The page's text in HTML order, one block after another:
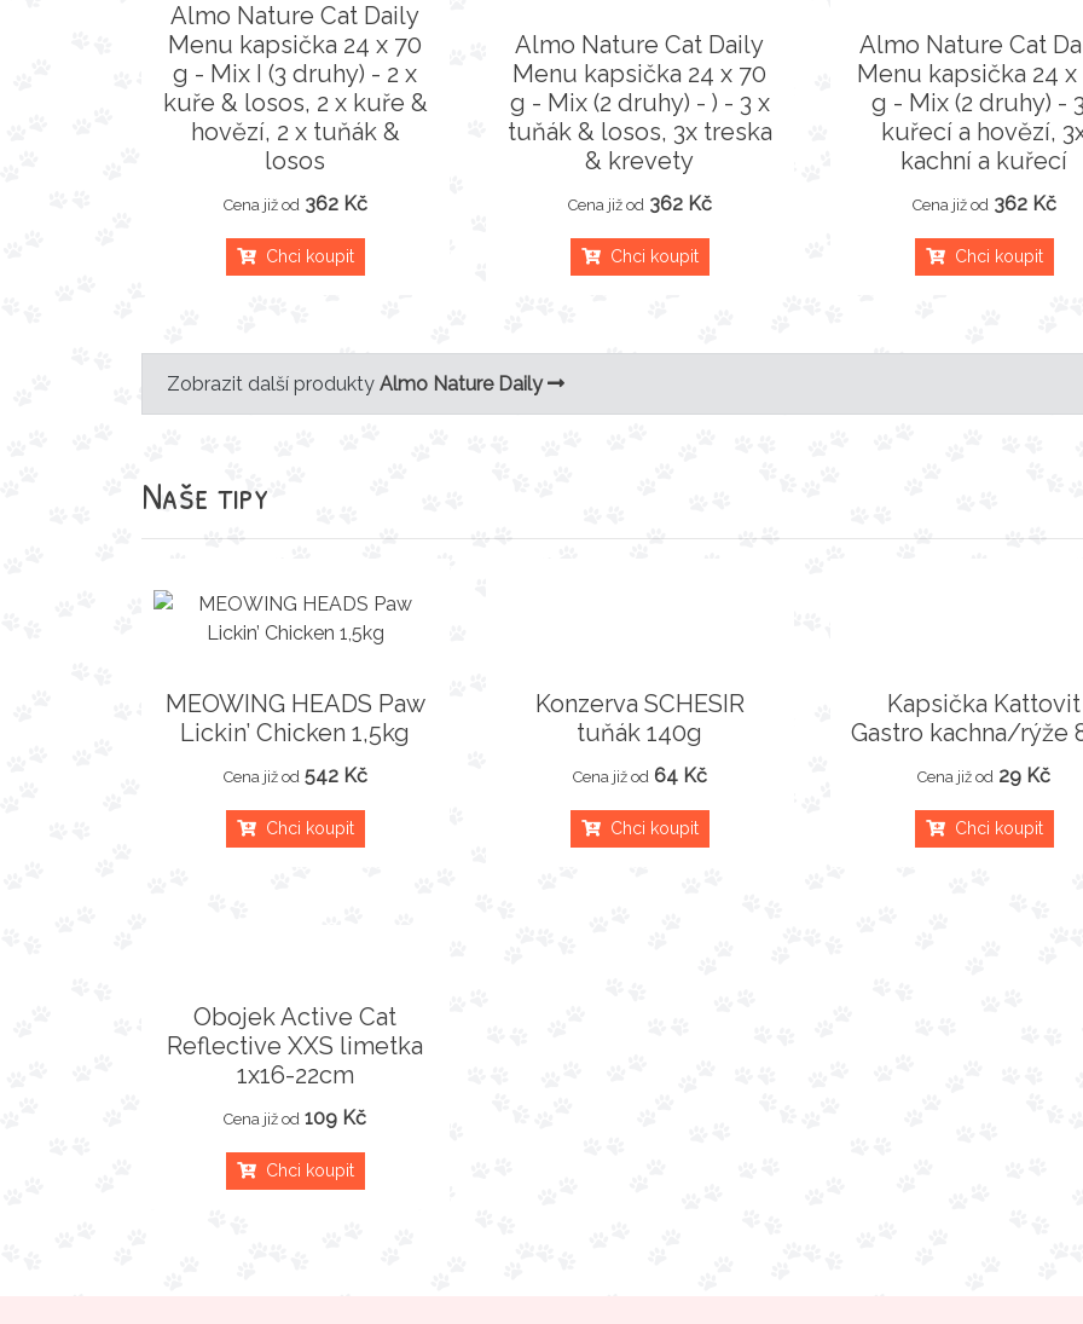
Almo Nature Cat Daily
Menu kapsička 24 x 70
g - Mix I (3 druhy) - 2 x
kuře & losos, 2 x kuře &
hovězí, 2 x tuňák &
losos
Cena již od 362 Kč
Chci koupit
Almo Nature Cat Daily
Menu kapsička 24 x 70
g - Mix (2 druhy) - ) - 3 x
tuňák & losos, 3x treska
& krevety
Cena již od 362 Kč
Chci koupit
Almo Nature Cat
Menu kapsička 24 x
g - Mix (2 druhy) -
kuřecí a hovězí,
kachní a kuřecí
Cena již od 362 Kč
Chci koupit
Zobrazit další produkty Almo Nature Daily
Naše tipy
MEOWING HEADS Paw
Lickin’ Chicken 1,5kg
Cena již od 542 Kč
Chci koupit
Konzerva SCHESIR
tuňák 140g
Cena již od 64 Kč
Chci koupit
Kapsička Kattovit
Gastro kachna/rýže
Cena již od 29 Kč
Chci koupit
Obojek Active Cat
Reflective XXS limetka
1x16-22cm
Cena již od 109 Kč
Chci koupit